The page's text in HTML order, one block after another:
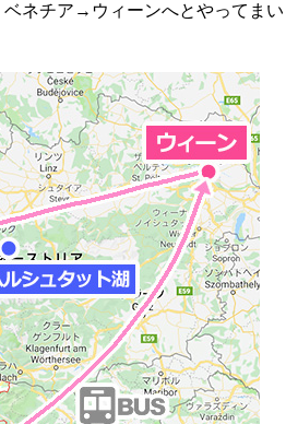
ネチア→ウィーンへとやってまい